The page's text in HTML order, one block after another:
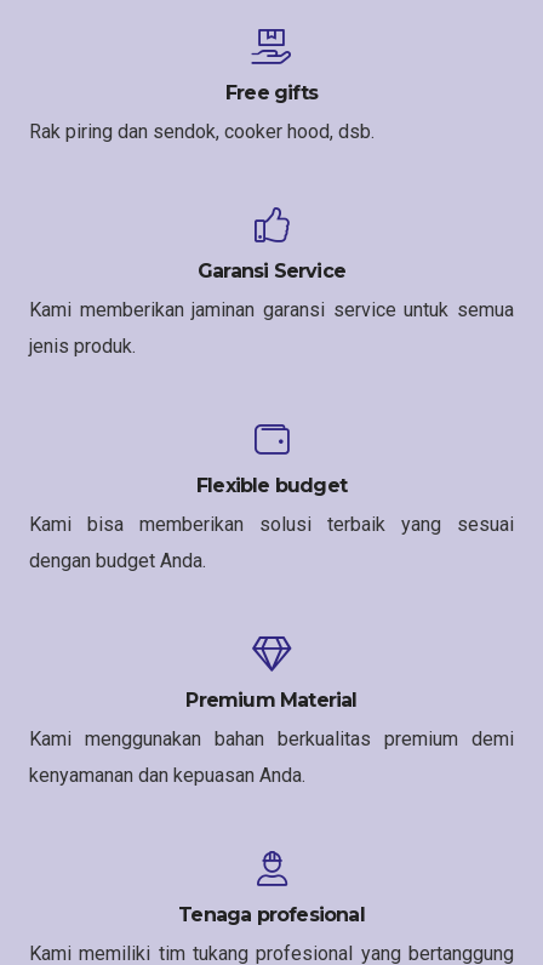
Free gifts
Rak piring dan sendok, cooker hood, dsb.
Garansi Service
Kami memberikan jaminan garansi service untuk semua
jenis produk.
Flexible budget
Kami bisa memberikan solusi terbaik yang sesuai
dengan budget Anda.
Premium Material
Kami menggunakan bahan berkualitas premium demi
kenyamanan dan kepuasan Anda.
Tenaga profesional
Kami memiliki tim tukang profesional yang bertanggung